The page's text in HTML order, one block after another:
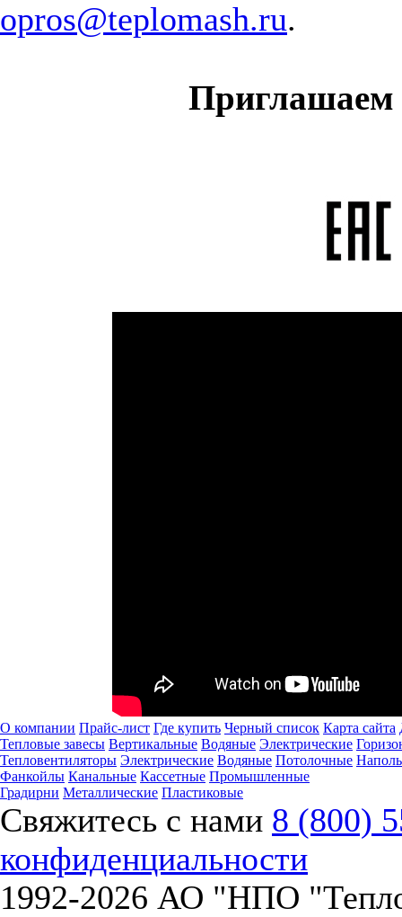
opros@teplomash.ru.
Приглашаем
О компании Прайс-лист Где купить Черный список Карта сайта
Тепловые завесы Вертикальные Водяные Электрические
Тепловентиляторы Электрические Водяные Потолочные
Фанкойлы Канальные Кассетные Промышленные
Градирни Металлические Пластиковые
Свяжитесь с нами 8 (800)
конфиденциальности
1992-2026 АО "НПО